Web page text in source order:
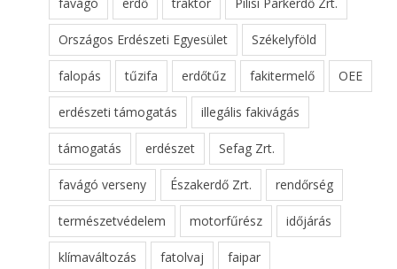
Országos Erdészeti Egyesület Székelyföld
falopás tűzifa erdőtűz fakitermelő OEE
erdészeti támogatás illegális fakivágás
támogatás erdészet Sefag Zrt.
favágó verseny Északerdő Zrt. rendőrség
természetvédelem motorfűrész időjárás
klímaváltozás fatolvaj faipar